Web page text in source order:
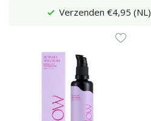
Verzenden €4,95 (NL)